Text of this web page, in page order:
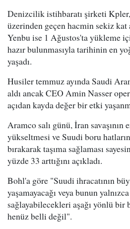
Denizcilik istihbaratı şirketi
üzerinden geçen hacmin sekiz kat
Yenbu ise 1 Ağustos'ta yükleme
hazır bulunmasıyla tarihinin en
yaşadı.
Husiler temmuz ayında Saudi
aldı ancak CEO Amin Nasser
açıdan kayda değer bir etki
Aramco salı günü, İran savaşının
yükseltmesi ve Suudi boru
bırakarak taşıma sağlaması
yüzde 33 arttığını açıkladı.
Bohl'a göre "Suudi ihracatının
yaşamayacağı veya bunun
sağlayabilecekleri aşağı yönlü bir
henüz belli değil".